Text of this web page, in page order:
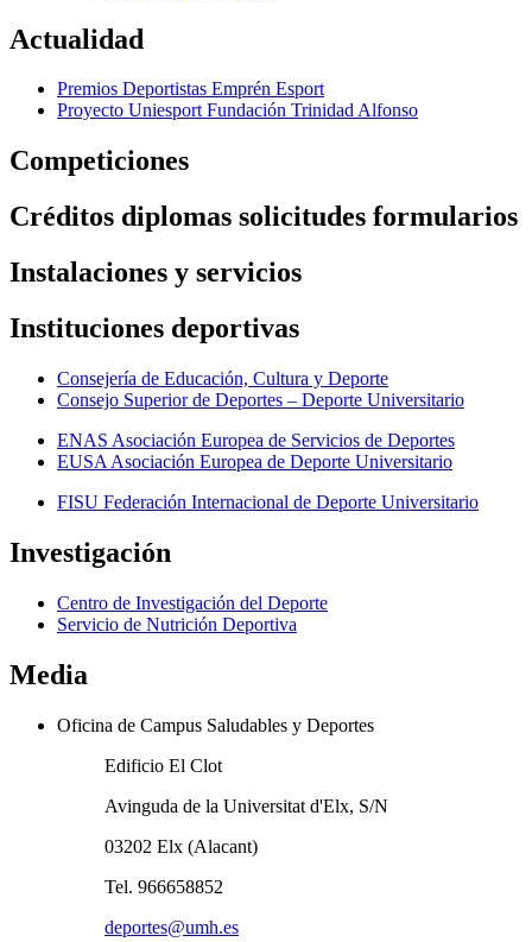
Actualidad
Premios Deportistas Emprén Esport
Proyecto Uniesport Fundación Trinidad Alfonso
Competiciones
Créditos diplomas solicitudes formularios
Instalaciones y servicios
Instituciones deportivas
Consejería de Educación, Cultura y Deporte
Consejo Superior de Deportes – Deporte Universitario
ENAS Asociación Europea de Servicios de Deportes
EUSA Asociación Europea de Deporte Universitario
FISU Federación Internacional de Deporte Universitario
Investigación
Centro de Investigación del Deporte
Servicio de Nutrición Deportiva
Media
Oficina de Campus Saludables y Deportes
Edificio El Clot
Avinguda de la Universitat d'Elx, S/N
03202 Elx (Alacant)
Tel. 966658852
deportes@umh.es